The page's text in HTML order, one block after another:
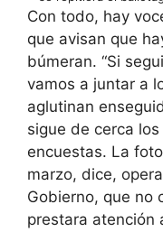
Con todo, hay
que avisan que
búmeran. “Si
vamos a juntar a
aglutinan
sigue de cerca
encuestas. La
marzo, dice,
Gobierno, que no
prestara atención